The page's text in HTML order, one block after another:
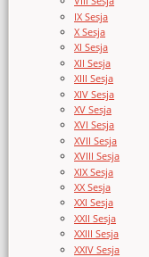
IX Sesja
X Sesja
XI Sesja
XII Sesja
XIII Sesja
XIV Sesja
XV Sesja
XVI Sesja
XVII Sesja
XVIII Sesja
XIX Sesja
XX Sesja
XXI Sesja
XXII Sesja
XXIII Sesja
XXIV Sesja